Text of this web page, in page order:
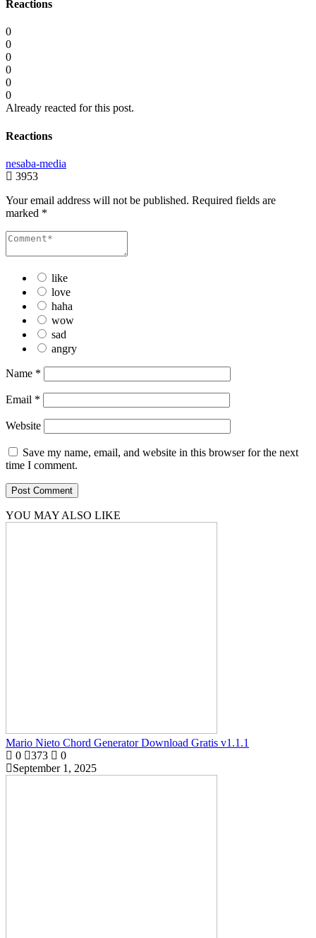
Reactions
0
0
0
0
0
0
Already reacted for this post.
Reactions
nesaba-media
3953
Your email address will not be published. Required fields are
marked *
like
love
haha
wow
sad
angry
Name *
Email *
Website
Save my name, email, and website in this browser for the next
time I comment.
YOU MAY ALSO LIKE
Mario Nieto Chord Generator Download Gratis v1.1.1
0
373
0
September 1, 2025